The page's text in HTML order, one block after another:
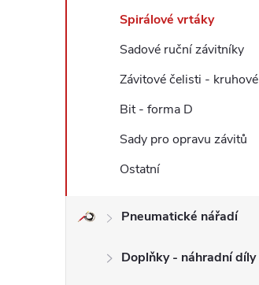
Spirálové vrtáky
Sadové ruční závitníky
Závitové čelisti - kruhové
Bit - forma D
Sady pro opravu závitů
Ostatní
Pneumatické nářadí
Doplňky - náhradní díly